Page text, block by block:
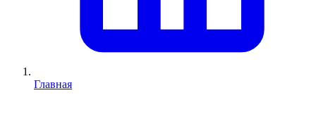
Главная